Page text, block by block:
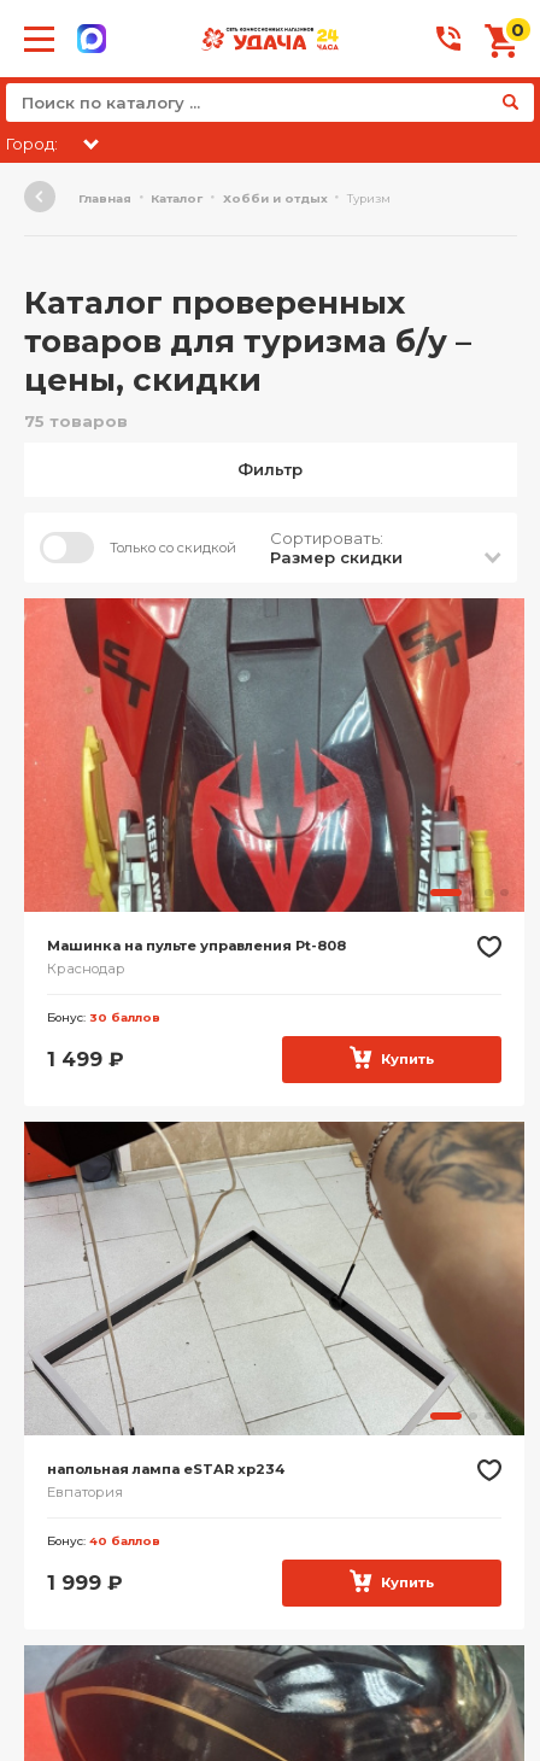
0
Город:
Главная Каталог Хобби и отдых Туризм
Каталог проверенных
товаров для туризма б/у –
цены, скидки
75 товаров
Фильтр
Только со скидкой
Сортировать:
Размер скидки
Машинка на пульте управления Pt-808
Краснодар
Бонус: 30 баллов
1 499 ₽ Купить
напольная лампа eSTAR xp234
Евпатория
Бонус: 40 баллов
1 999 ₽ Купить